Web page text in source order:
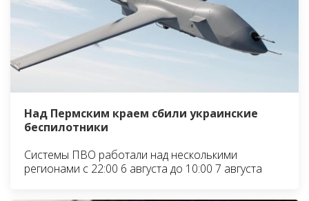
Над Пермским краем сбили украинские
беспилотники
Системы ПВО работали над несколькими
регионами с 22:00 6 августа до 10:00 7 августа